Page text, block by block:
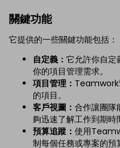
關鍵功能
它提供的一些關鍵功能包括：
自定義： 它允許你自定
你的項目管理需求。
項目管理： Teamwork
的項目。
客戶視圖： 合作讓團隊
夠迅速了解工作到期時
預算追蹤： 使用
制每個任務或專案的預